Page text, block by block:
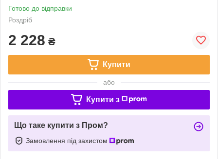
Готово до відправки
Роздріб
2 228 ₴
Купити
або
Купити з
Що таке купити з Пром?
Замовлення під захистом